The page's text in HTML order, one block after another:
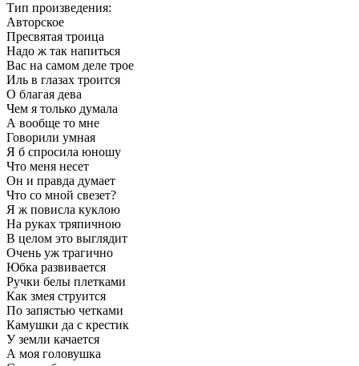
Тип произведения:
Авторское
Пресвятая троица
Надо ж так напиться
Вас на самом деле трое
Иль в глазах троится
О благая дева
Чем я только думала
А вообще то мне
Говорили умная
Я б спросила юношу
Что меня несет
Он и правда думает
Что со мной свезет?
Я ж повисла куклою
На руках тряпичною
В целом это выглядит
Очень уж трагично
Юбка развивается
Ручки белы плетками
Как змея струится
По запястью четками
Камушки да с крестик
У земли качается
А моя головушка